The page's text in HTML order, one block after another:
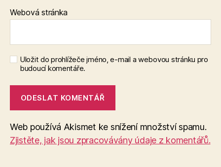
Webová stránka
Uložit do prohlížeče jméno, e-mail a webovou stránku pro
budoucí komentáře.
Web používá Akismet ke snížení množství spamu.
Zjistěte, jak jsou zpracovávány údaje z komentářů.